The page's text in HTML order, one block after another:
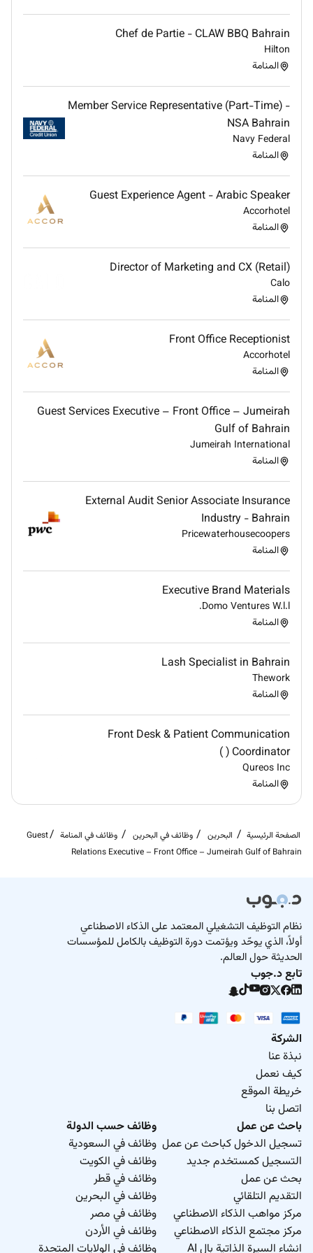
and inspired to grow. Our benefits package reflects
this commitment by combining rewarding financial
incentives comprehensive healthcare and
opportunities for professional development.
Benefits include:
Opportunities for internal mobility within our global
network
Colleague discounts on food beverage and hotel stays
Health care and insurance benefits
Locally competitive tax-free salary and incentive
structure
Chef de Partie - CLAW BBQ Bahrain
Hilton
المنامة
Member Service Representative (Part-Time) -
NSA Bahrain
Navy Federal
المنامة
Guest Experience Agent - Arabic Speaker
Accorhotel
المنامة
Director of Marketing and CX (Retail)
Calo
المنامة
Front Office Receptionist
Accorhotel
المنامة
Guest Services Executive – Front Office – Jumeirah
Gulf of Bahrain
Jumeirah International
المنامة
External Audit Senior Associate Insurance
Industry - Bahrain
Pricewaterhousecoopers
المنامة
Executive Brand Materials
Domo Ventures W.l.l.
المنامة
Lash Specialist in Bahrain
Thework
المنامة
Front Desk & Patient Communication
Coordinator ( )
Qureos Inc
المنامة
الصفحة الرئيسية البحرين وظائف في البحرين وظائف في المنامة
Guest
Relations Executive – Front Office – Jumeirah Gulf of Bahrain
نظام التوظيف التشغيلي المعتمد على الذكاء الاصطناعي
أولاً، الذي يوحّد ويؤتمت دورة التوظيف بالكامل للمؤسسات
الحديثة حول العالم.
تابع د.جوب
الشركة
نبذة عنا
كيف نعمل
خريطة الموقع
اتصل بنا
باحث عن عمل
تسجيل الدخول كباحث عن عمل
التسجيل كمستخدم جديد
بحث عن عمل
التقديم التلقائي
مركز مواهب الذكاء الاصطناعي
مركز مجتمع الذكاء الاصطناعي
انشاء السيرة الذاتية بال AI
وظائف حسب الدولة
وظائف في السعودية
وظائف في الكويت
وظائف في قطر
وظائف في البحرين
وظائف في مصر
وظائف في الأردن
وظائف في الولايات المتحدة